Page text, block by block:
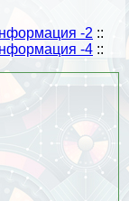
-2 ::
-4 ::